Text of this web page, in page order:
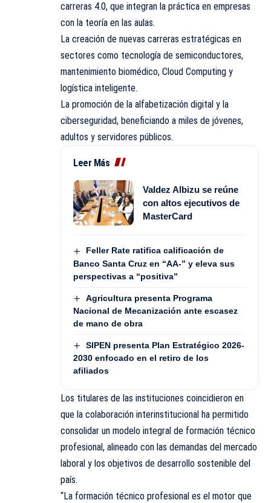
carreras 4.0, que integran la práctica en empresas
con la teoría en las aulas.
La creación de nuevas carreras estratégicas en
sectores como tecnología de semiconductores,
mantenimiento biomédico, Cloud Computing y
logística inteligente.
La promoción de la alfabetización digital y la
ciberseguridad, beneficiando a miles de jóvenes,
adultos y servidores públicos.
Leer Más
Valdez Albizu se reúne
con altos ejecutivos de
MasterCard
Feller Rate ratifica calificación de
Banco Santa Cruz en “AA-” y eleva sus
perspectivas a “positiva”
Agricultura presenta Programa
Nacional de Mecanización ante escasez
de mano de obra
SIPEN presenta Plan Estratégico 2026-
2030 enfocado en el retiro de los
afiliados
Los titulares de las instituciones coincidieron en
que la colaboración interinstitucional ha permitido
consolidar un modelo integral de formación técnico
profesional, alineado con las demandas del mercado
laboral y los objetivos de desarrollo sostenible del
país.
“La formación técnico profesional es el motor que